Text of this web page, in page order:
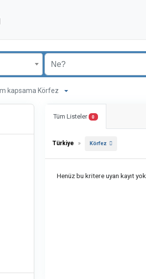
kapsama Körfez
Tüm Listeler 0
Türkiye » Körfez
Henüz bu kritere uyan kayıt yok.